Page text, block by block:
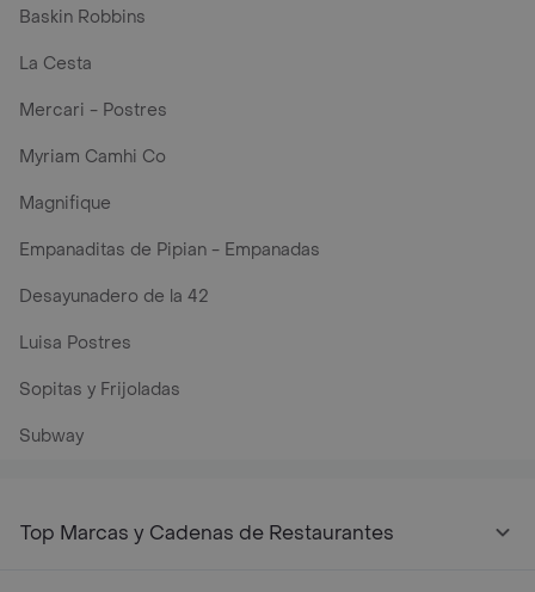
Baskin Robbins
La Cesta
Mercari - Postres
Myriam Camhi Co
Magnifique
Empanaditas de Pipian - Empanadas
Desayunadero de la 42
Luisa Postres
Sopitas y Frijoladas
Subway
Top Marcas y Cadenas de Restaurantes